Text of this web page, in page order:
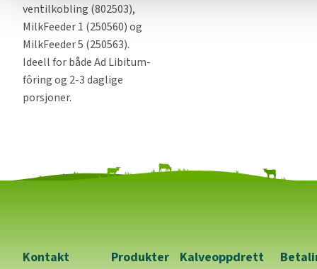
ventilkobling (802503),
MilkFeeder 1 (250560) og
MilkFeeder 5 (250563).
Ideell for både Ad Libitum-
fôring og 2-3 daglige
porsjoner.
Kontakt Produkter Kalveoppdrett